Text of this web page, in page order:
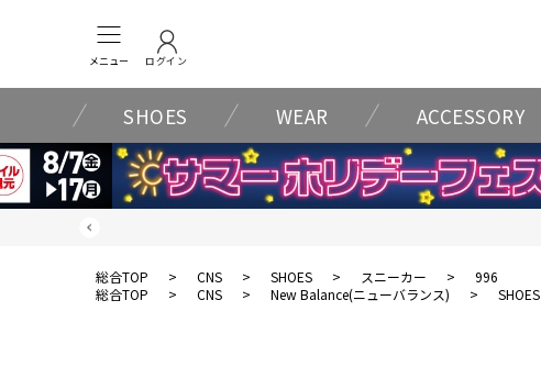
メニュー ログイン
SHOES WEAR ACCESSORY
総合TOP > CNS > SHOES > スニーカー >
996
総合TOP
> CNS > New Balance(ニューバランス) > SHOES